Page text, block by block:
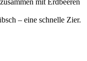
mit Erdbeeren
– eine schnelle Zier.